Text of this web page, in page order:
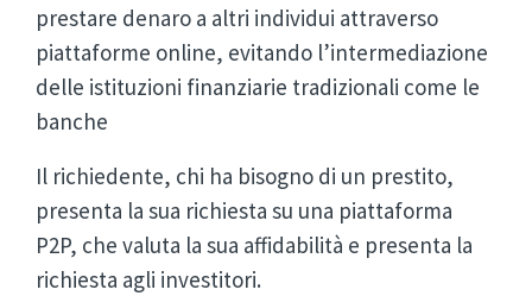
prestare denaro a altri individui attraverso
piattaforme online, evitando l’intermediazione
delle istituzioni finanziarie tradizionali come le
banche
Il richiedente, chi ha bisogno di un prestito,
presenta la sua richiesta su una piattaforma
P2P, che valuta la sua affidabilità e presenta la
richiesta agli investitori.